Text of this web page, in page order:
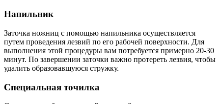
Напильник
Заточка ножниц с помощью напильника осуществляется
путем проведения лезвий по его рабочей поверхности. Для
выполнения этой процедуры вам потребуется примерно 20-30
минут. По завершении заточки важно протереть лезвия, чтобы
удалить образовавшуюся стружку.
Специальная точилка